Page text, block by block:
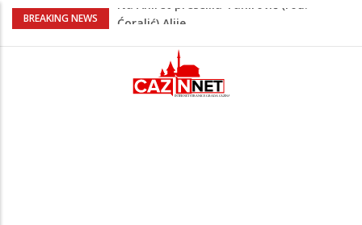
BREAKING NEWS
FIFA stala u odbranu Infantina nakon
Zašto se Real Madrid ovog ljeta ne
priprema u Sjedinjenim Državama
Evo kakvo vrijeme očekuje Krajinu danas